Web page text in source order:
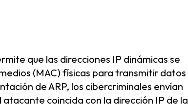
que las direcciones IP dinámicas se
(MAC) físicas para transmitir datos
de ARP, los cibercriminales envían
coincida con la dirección IP de la